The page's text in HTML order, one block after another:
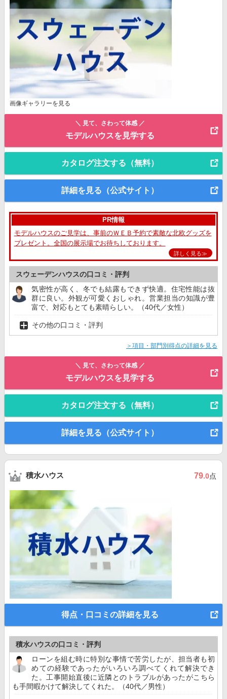
画像ギャラリーを見る
＼ 見て、さわって体感 ／
モデルハウスを見学する
カタログ注文する（無料）
詳細を見る（公式サイト）
PR情報
モデルハウスのご見学は、事前のＷＥＢ予約で素敵な北欧グッズを
プレゼント。全国の展示場でお待ちしております。
詳しく見る≫
スウェーデンハウスの口コミ・評判
気密性が高く、冬でも結露もできず快適。住宅性能は抜
群に良い。外観が可愛くおしゃれ。営業担当の知識が豊
富で、対応もとても素晴らしい。（40代／女性）
その他の口コミ・評判
＞項目・部門別得点の詳細を見る
＼ 見て、さわって体感 ／
モデルハウスを見学する
カタログ注文する（無料）
詳細を見る（公式サイト）
積水ハウス 79.0点
得点・口コミの詳細を見る
積水ハウスの口コミ・評判
ローンを組む時に特別な事情で苦労したが、担当者も初
めての経験であったがいろいろ調べてくれて解決でき
た。工事開始直後に近隣とのトラブルがあったがこちら
も手間暇かけて解決してくれた。（40代／男性）